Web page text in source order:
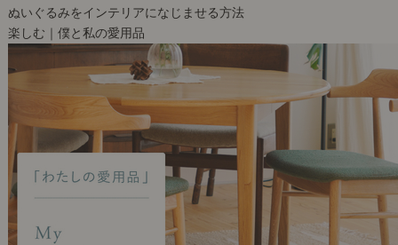
ぬいぐるみをインテリアになじませる方法
楽しむ｜僕と私の愛用品